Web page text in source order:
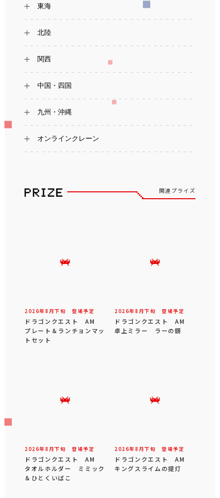
東海
北陸
関西
中国・四国
九州・沖縄
オンラインクレーン
関連プライズ
2026年8 月下旬 登場予定
ドラゴンクエスト AM
プレート＆ランチョンマッ
トセット
2026年8 月下旬 登場予定
ドラゴンクエスト AM
卓上ミラー ラーの鏡
2026年8 月下旬 登場予定
ドラゴンクエスト AM
タオルホルダー ミミック
＆ひとくいばこ
2026年8 月下旬 登場予定
ドラゴンクエスト AM
キングスライムの提灯